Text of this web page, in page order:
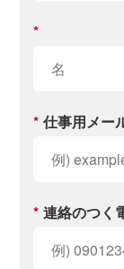
*
* 仕事用メー
* 連絡のつく